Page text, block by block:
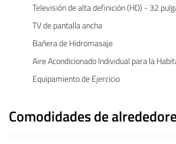
Televisión de alta definición (HD) - 32
TV de pantalla ancha
Bañera de Hidromasaje
Aire Acondicionado Individual para la
Equipamiento de Ejercicio
Comodidades de